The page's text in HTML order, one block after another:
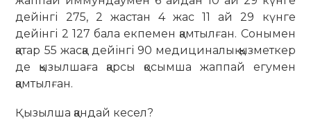
дейінгі 275, 2 жастан 4 жас 11 ай 29 күнге
дейінгі 2 127 бала екпемен қамтылған. Сонымен
қатар 55 жасқа дейінгі 90 медициналық қызметкер
де қызылшаға қарсы қосымша жаппай егумен
қамтылған.
Қызылша қандай кесел?